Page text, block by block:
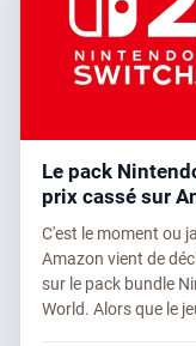
Le pack
prix cassé sur
C'est le moment ou
Amazon vient de
sur le pack bundle
World. Alors que le